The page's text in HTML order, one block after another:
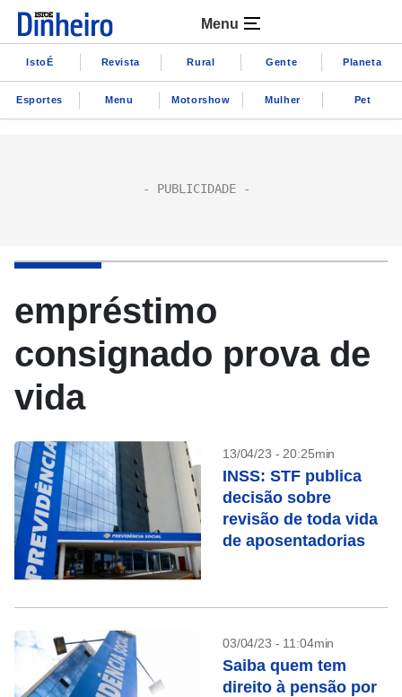
Menu
IstoÉ Revista Rural Gente Planeta
Esportes Menu Motorshow Mulher Pet
empréstimo
consignado prova de
vida
13/04/23 - 20:25min
INSS: STF publica
decisão sobre
revisão de toda vida
de aposentadorias
03/04/23 - 11:04min
Saiba quem tem
direito à pensão por